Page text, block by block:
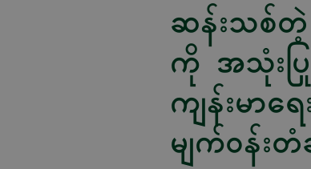
ဆန်းသစ်တဲ့
ကို အသုံးပြု
ကျန်းမာရ
မျက်ဝန်းတံ